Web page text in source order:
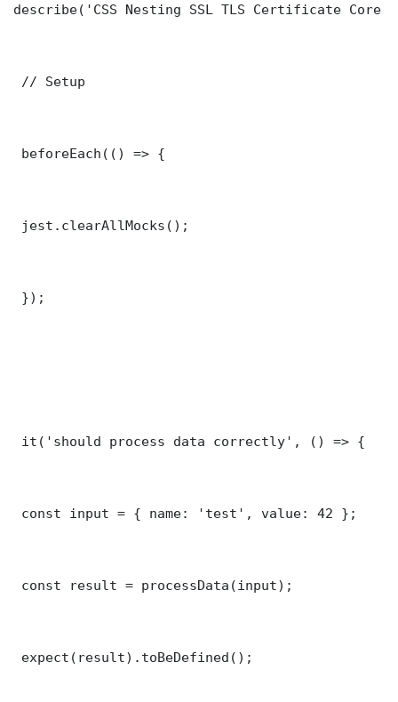
describe('CSS Nesting SSL TLS Certificate
// Setup
beforeEach(() => {
jest.clearAllMocks();
});
it('should process data correctly', () => {
const input = { name: 'test', value: 42 };
const result = processData(input);
expect(result).toBeDefined();